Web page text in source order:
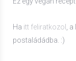
Ha itt feliratkozol
,
postaládádba. :)